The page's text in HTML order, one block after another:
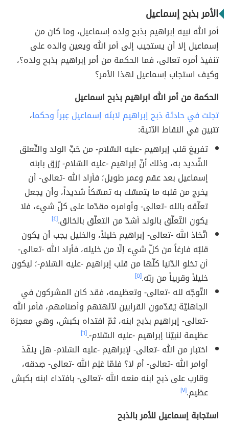
الأمر بذبح إسماعيل
أمر الله نبيه إبراهيم بذبح ولده إسماعيل، وما كان من
إسماعيل إلا أن يستجيب إلى أمر الله ويعين والده على
تنفيذ أمره تعالى، فما الحكمة من أمر إبراهيم بذبح ولده؟،
وكيف استجاب إسماعيل لهذا الأمر؟
الحكمة من أمر الله ابراهيم بذبح اسماعيل
تجلت في حادثة ذبح إبراهيم لابنَه إسماعيل عِبراً وحكما،
تتبين في النقاط الآتية:
تفريغ قلب إبراهيم -عليه السّلام- من حُبِّ الولد والتّعلق
الشّديد به، وذلك أنّ إبراهيم -عليه السّلام- رُزق بابنه
إسماعيل بعد عقم وعمر طويل؛ فأراد الله -تعالى- أن
يخرج من قلبه ما يتمسّك به تمسّكاً شديداً، وأن يجعل
تعلّقه بالله -تعالى- وأوامره مقدّما على كلّ شيء، فلا
يكون التّعلّق بالولد أشدّ من التعلّق بالخالق.[٤]
اتّخاذ الله -تعالى- إبراهيم خليلاً، والخليل يجب أن يكون
قلبُه فارغاً من كلّ شيء إلّا من خليله، فأراد الله -تعالى-
أن تخلو الدّنيا كلّها من قلب إبراهيم -عليه السّلام-؛ ليكون
خليلاً وقريباً من ربّه.[٥]
التّوجّه لله -تعالى- وتعظيمه، فقد كان المشركون في
الجاهليّة يُقدّمون القرابين لآلهتهم وأصنامهم، فأمر الله
-تعالى- إبراهيم بذبح ابنه، ثمّ افتداه بكبش، وهي معجزة
عظيمة لنبيّنا إبراهيم -عليه السّلام-.[٦]
اختبار من الله -تعالى- لإبراهيم -عليه السّلام- هل ينفّذ
أوامر الله -تعالى- أم لا؟ فلمّا عَلِم الله -تعالى- صِدقه،
وقارب على ذبح ابنه منعه الله -تعالى- بافتداء ابنه بكبش
عظيم.[٧]
استجابة إسماعيل للأمر بالذبح